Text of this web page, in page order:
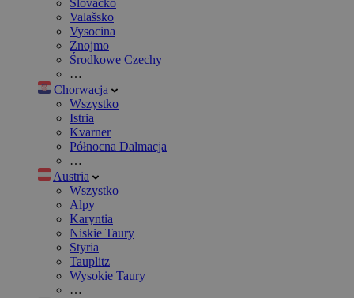
Slovácko
Valašsko
Vysocina
Znojmo
Środkowe Czechy
…
Chorwacja
Wszystko
Istria
Kvarner
Północna Dalmacja
…
Austria
Wszystko
Alpy
Karyntia
Niskie Taury
Styria
Tauplitz
Wysokie Taury
…